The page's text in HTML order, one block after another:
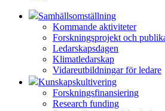
Samhällsomställning
Kommande aktiviteter
Forskningsprojekt och
Ledarskapsdagen
Klimatledarskap
Vidareutbildningar för ledare
Kunskapskultivering
Forskningsfinansiering
Research funding